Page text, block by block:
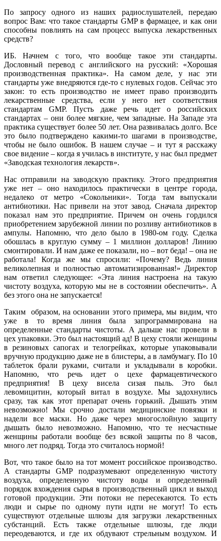
По запросу одного из наших радиослушателей, передаю
вопрос Вам: что такое стандарты GMP в фармацее, и как они
способны повлиять на сам процесс выпуска лекарственных
средств?
ИБ. Начнем с того, что вообще такое эти стандарты.
Дословный перевод с английского на русский: «Хорошая
производственная практика». На самом деле, у нас эти
стандарты уже внедряются где-то с нулевых годов. Сейчас это
закон: то есть производство не имеет право производить
лекарственные средства, если у него нет соответствия
стандартам GMP. Пусть даже речь идет о российских
стандартах – они более мягкие, чем западные. На Западе эта
практика существует более 50 лет. Она развивалась долго. Все
это было подтверждено какими-то шагами в производстве,
чтобы не было ошибок. В нашем случае – и тут я расскажу
свое видение – когда я училась в институте, у нас был предмет
«Заводская технология лекарств».
Нас отправили на заводскую практику. Этого предприятия
уже нет – оно находилось практически в центре города,
недалеко от метро «Сокольники». Тогда там выпускали
антибиотики. Нас привели на этот завод. Сначала директор
показал нам это предприятие. Причем он очень гордился
приобретением зарубежной линии по розливу антибиотиков в
ампулы. Напомню, что дело было в 1980-ом году. Сделка
обошлась в круглую сумму – 1 миллион долларов! Линию
смонтировали. И нам даже ее показали, но – вот беда! – она не
работала! Когда же мы спросили: «Почему? Ведь линия
великолепная и полностью автоматизированная!» Директор
нам ответил следующее: «Эта линия настроена на такую
чистоту воздуха, которую мы не в состоянии обеспечить». А
без этого она не запускается!
Таким образом, на основании этого примера, мы видим, что
уже в то время линия была запрограммирована на
определенные стандарты чистоты. А дальше нас провели в
цех упаковки. Это был настоящий ад! В цеху стояли женщины
в резиновых сапогах и телогрейках, которые упаковывали
вручную продукцию даже не в блистеры, а в ламбумагу. По 10
таблеток брали руками, считали и укладывали в коробки.
Напомню, что речь идет о цехе фармацевтического
предприятия! В цеху висела сизая пыль. Это был
левомицитин, который витал в воздухе. Мы задохнулись
сразу, так как этот препарат очень горький. Дышать этим
невозможно! Мы срочно достали медицинские повязки и
надели все маски. Но даже через многослойную защиту
дышать было невозможно. Напомню, что те несчастные
женщины работали вообще без всякой защиты по 8 часов,
много лет подряд. Тогда это считалось нормой!
Вот, что такое было на тот момент российское производство.
А стандарты GMP подразумевают определенную чистоту
воздуха, определенную чистоту воды и определенный
порядок вхождения сырья в производственный цикл и выход
готовой продукции. Эти потоки не пересекаются. То есть
люди и сырье по одному пути идти не могут! То есть
существуют отдельные шлюзы для загрузки лекарственных
субстанций. Есть также отдельные шлюзы, где люди
переодеваются, и где их обдувают стрельным воздухом. И